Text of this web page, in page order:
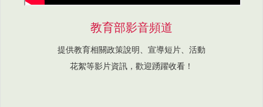
教育部影音頻道
提供教育相關政策說明、宣導短片、活動
花絮等影片資訊，歡迎踴躍收看！